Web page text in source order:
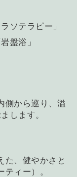
ソテラピー」
盤浴」
側から巡り、溢
します。
た、健やかさと
ィー）。